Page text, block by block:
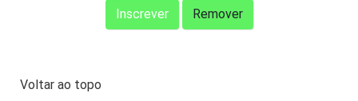
Voltar ao topo